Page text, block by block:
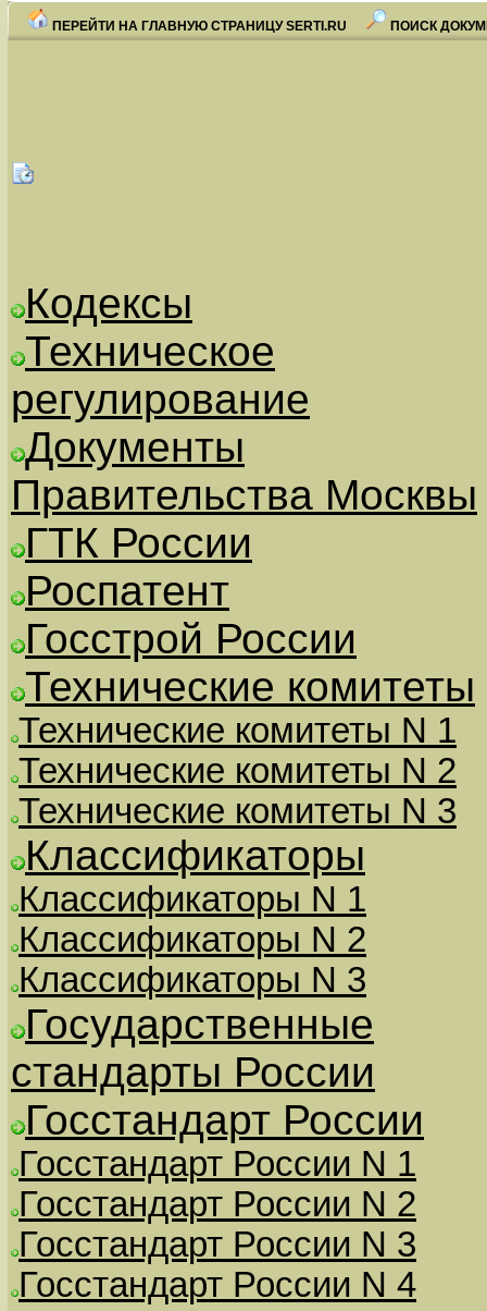
ПЕРЕЙТИ НА ГЛАВНУЮ СТРАНИЦУ SERTI.RU ПОИСК
Кодексы
Техническое
регулирование
Документы
Правительства Москвы
ГТК России
Роспатент
Госстрой России
Технические комитеты
Технические комитеты N 1
Технические комитеты N 2
Технические комитеты N 3
Классификаторы
Классификаторы N 1
Классификаторы N 2
Классификаторы N 3
Государственные
стандарты России
Госстандарт России
Госстандарт России N 1
Госстандарт России N 2
Госстандарт России N 3
Госстандарт России N 4